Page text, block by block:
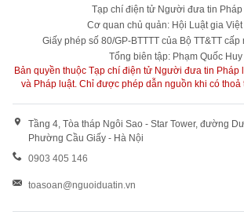
Tạp chí điện tử Người đưa tin Pháp
Cơ quan chủ quản: Hội Luật gia Việt
Giấy phép số 80/GP-BTTTT của Bộ TT&TT
Tổng biên tập: Phạm Quốc Huy
Bản quyền thuộc Tạp chí điện tử Người đưa tin Pháp
và Pháp luật. Chỉ được phép dẫn nguồn khi có thoả
Tầng 4, Tòa tháp Ngôi Sao - Star Tower, đường
Phường Cầu Giấy - Hà Nội
0903 405 146
toasoan@nguoiduatin.vn